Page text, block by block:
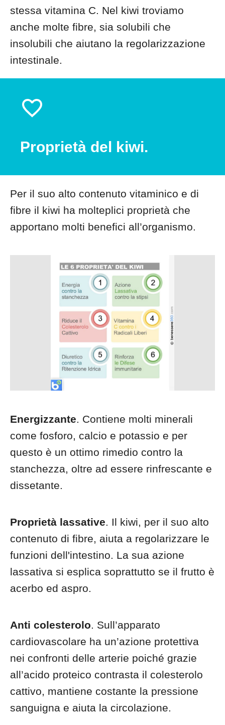
stessa vitamina C. Nel kiwi troviamo
anche molte fibre, sia solubili che
insolubili che aiutano la regolarizzazione
intestinale.
Proprietà del kiwi.
Per il suo alto contenuto vitaminico e di
fibre il kiwi ha molteplici proprietà che
apportano molti benefici all’organismo.
Energizzante. Contiene molti minerali
come fosforo, calcio e potassio e per
questo è un ottimo rimedio contro la
stanchezza, oltre ad essere rinfrescante e
dissetante.
Proprietà lassative. Il kiwi, per il suo alto
contenuto di fibre, aiuta a regolarizzare le
funzioni dell'intestino. La sua azione
lassativa si esplica soprattutto se il frutto è
acerbo ed aspro.
Anti colesterolo. Sull’apparato
cardiovascolare ha un’azione protettiva
nei confronti delle arterie poiché grazie
all’acido proteico contrasta il colesterolo
cattivo, mantiene costante la pressione
sanguigna e aiuta la circolazione.